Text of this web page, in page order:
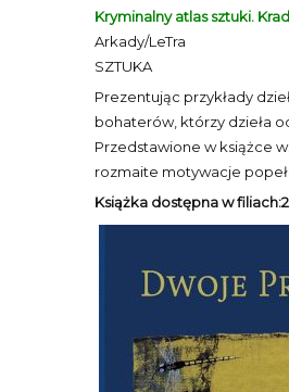
Kryminalny atlas sztuki.
Arkady/LeTra
SZTUKA
Prezentując przykłady
bohaterów, którzy dzieła
Przedstawione w książce
rozmaite motywacje
Książka dostępna w